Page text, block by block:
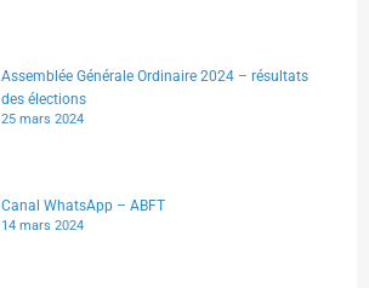
Assemblée Générale Ordinaire 2024 – résultats
des élections
25 mars 2024
Canal WhatsApp – ABFT
14 mars 2024